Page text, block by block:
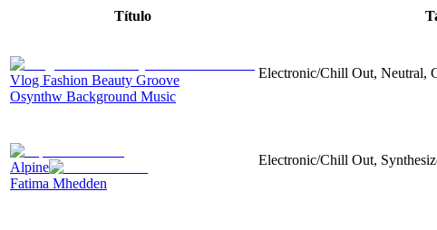
Título
Vlog Fashion Beauty Groove
Osynthw Background Music
Electronic/Chill Out, Neutral,
Alpine
Fatima Mhedden
Electronic/Chill Out,